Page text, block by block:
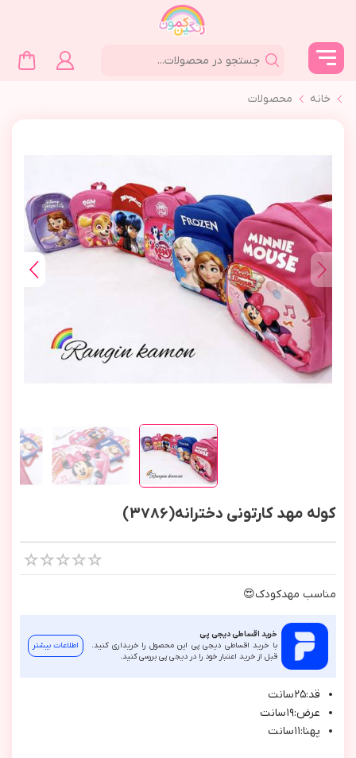
خانه محصولات
کوله مهد کارتونی دخترانه(3786)
مناسب مهدكودك😍
خرید اقساطی دیجی پی
با خرید اقساطی دیجی پی این محصول را خریداری کنید.
قبل از خرید اعتبار خود را در دیجی پی بررسی کنید.
اطلاعات بیشتر
قد:٢٥سانت
عرض:١٩سانت
پهنا:١١سانت